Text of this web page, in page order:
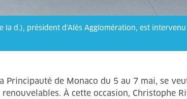
la d.), président d’Alès Agglomération, est
Principauté de Monaco du 5 au 7 mai, se
À cette occasion, Christophe